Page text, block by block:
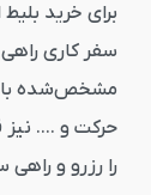
برای خرید
سفر کاری
مشخص‌شده با
حرکت و .... نیز
را رزرو و